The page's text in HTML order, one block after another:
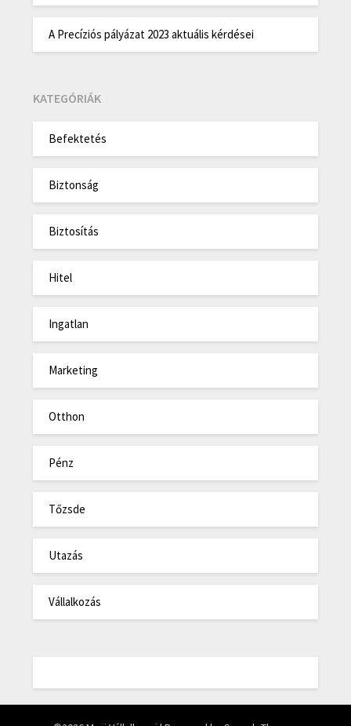
A Precíziós pályázat 2023 aktuális kérdései
KATEGÓRIÁK
Befektetés
Biztonság
Biztosítás
Hitel
Ingatlan
Marketing
Otthon
Pénz
Tőzsde
Utazás
Vállalkozás